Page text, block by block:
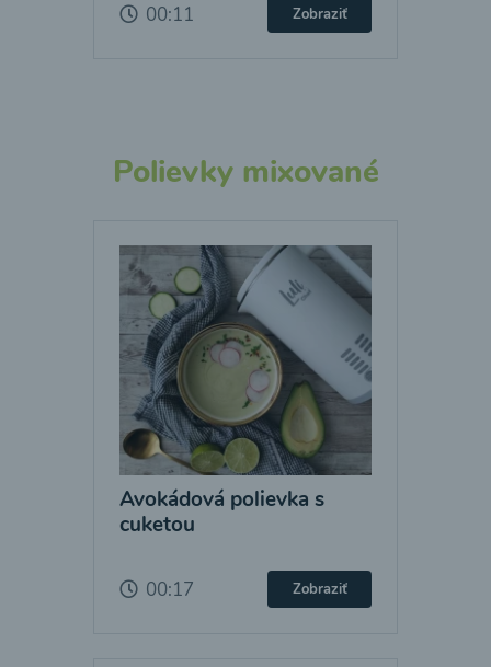
00:11 Zobraziť
Polievky mixované
Avokádová polievka s
cuketou
00:17 Zobraziť